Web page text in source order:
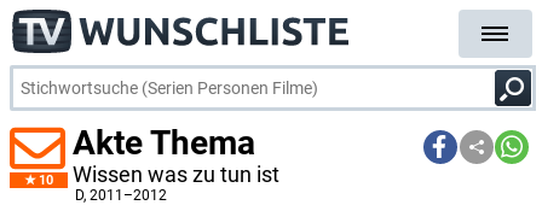
10
Akte Thema
Wissen was zu tun ist
D, 2011–2012